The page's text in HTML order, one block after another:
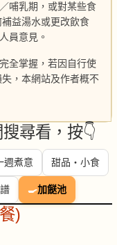
哺乳期，或對某些食
益湯水或更改飲食
員意見。
全掌握，若因自行使
，本網站及作者概不
尋看，按👇
週煮意 甜品・小食
🍳加餸池
)